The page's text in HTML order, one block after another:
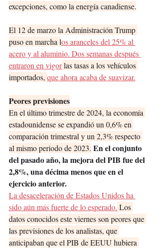
excepciones, como la energía canadiense.
El 12 de marzo la Administración Trump
puso en marcha los aranceles del 25% al
acero y al aluminio. Dos semanas después
entraron en vigor las tasas a los vehículos
importados, que ahora acaba de suavizar.
Peores previsiones
En el último trimestre de 2024, la economía
estadounidense se expandió un 0,6% en
comparación trimestral y un 2,3% respecto
al mismo periodo de 2023. En el conjunto
del pasado año, la mejora del PIB fue del
2,8%, una décima menos que en el
ejercicio anterior.
La desaceleración de Estados Unidos ha
sido aún más fuerte de lo esperado. Los
datos conocidos este viernes son peores que
las previsiones de los analistas, que
anticipaban que el PIB de EEUU hubiera